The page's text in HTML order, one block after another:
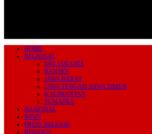
HOME
REGIONAL
DKI JAKARTA
BANTEN
JAWA BARAT
JAWA TENGAH /JAWA TIMUR
KALIMANTAN
SUMATRA
NASIONAL
NEWS
PRESS RELEASE
REDAKSI